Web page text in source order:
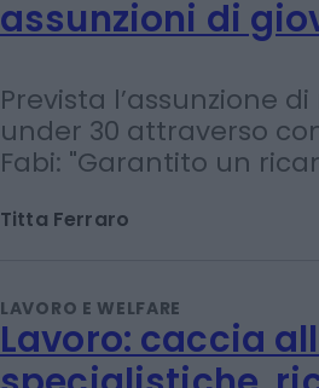
LAVORO E WELFARE
Accordo
uscite
assunzioni di
Prevista l’assunzione
Titta Ferraro